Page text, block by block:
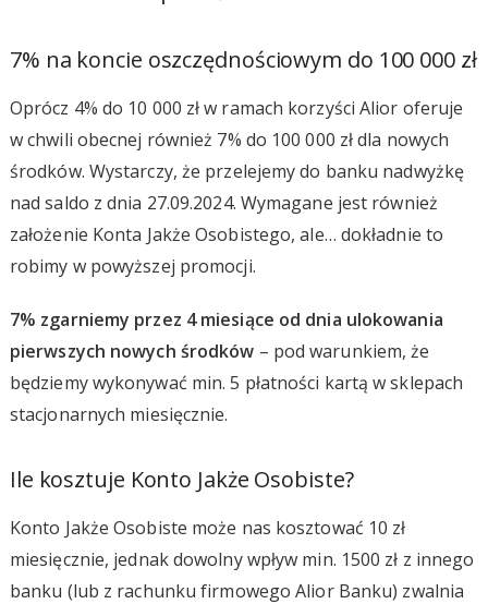
7% na koncie oszczędnościowym do 100 000 zł
Oprócz 4% do 10 000 zł w ramach korzyści Alior oferuje
w chwili obecnej również 7% do 100 000 zł dla nowych
środków. Wystarczy, że przelejemy do banku nadwyżkę
nad saldo z dnia 27.09.2024. Wymagane jest również
założenie Konta Jakże Osobistego, ale… dokładnie to
robimy w powyższej promocji.
7% zgarniemy przez 4 miesiące od dnia ulokowania
pierwszych nowych środków – pod warunkiem, że
będziemy wykonywać min. 5 płatności kartą w sklepach
stacjonarnych miesięcznie.
Ile kosztuje Konto Jakże Osobiste?
Konto Jakże Osobiste może nas kosztować 10 zł
miesięcznie, jednak dowolny wpływ min. 1500 zł z innego
banku (lub z rachunku firmowego Alior Banku) zwalnia